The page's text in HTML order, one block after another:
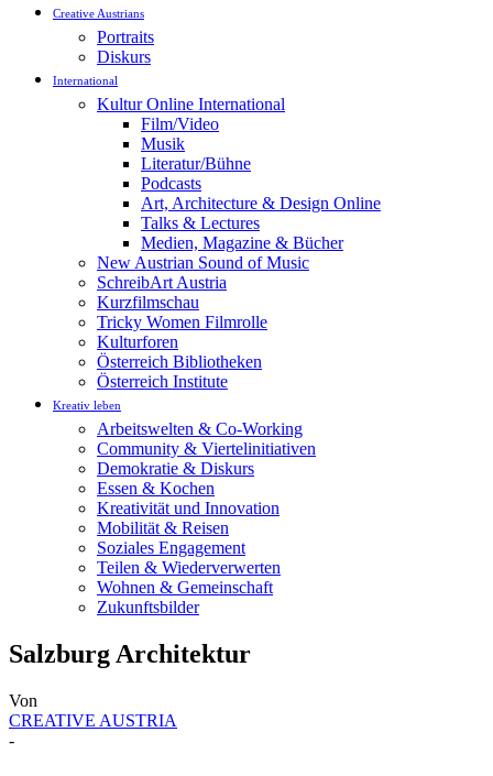
Creative Austrians
Portraits
Diskurs
International
Kultur Online International
Film/Video
Musik
Literatur/Bühne
Podcasts
Art, Architecture & Design Online
Talks & Lectures
Medien, Magazine & Bücher
New Austrian Sound of Music
SchreibArt Austria
Kurzfilmschau
Tricky Women Filmrolle
Kulturforen
Österreich Bibliotheken
Österreich Institute
Kreativ leben
Arbeitswelten & Co-Working
Community & Viertelinitiativen
Demokratie & Diskurs
Essen & Kochen
Kreativität und Innovation
Mobilität & Reisen
Soziales Engagement
Teilen & Wiederverwerten
Wohnen & Gemeinschaft
Zukunftsbilder
Salzburg Architektur
Von
CREATIVE AUSTRIA
-